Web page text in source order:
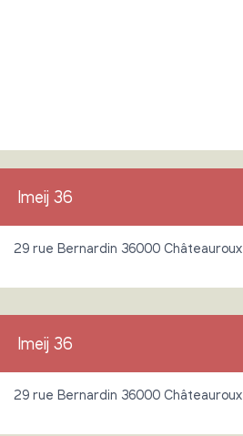
Imeij 36
29 rue Bernardin 36000 Châteauroux
Imeij 36
29 rue Bernardin 36000 Châteauroux